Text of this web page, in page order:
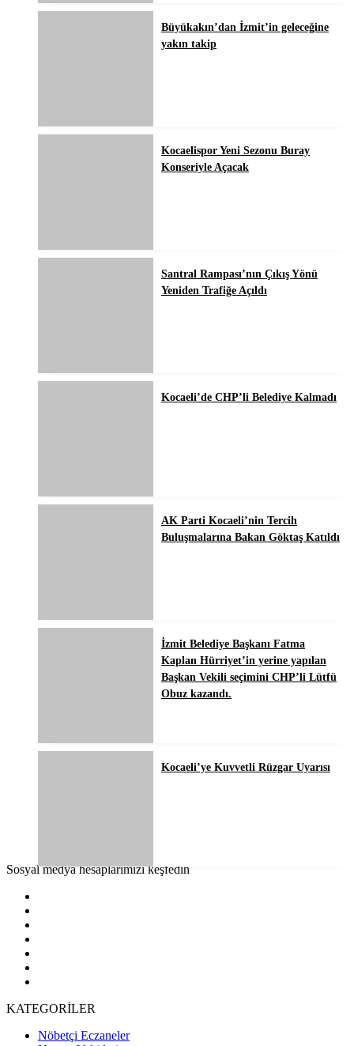
Büyükakın’dan İzmit’in geleceğine
yakın takip
Kocaelispor Yeni Sezonu Buray
Konseriyle Açacak
Santral Rampası’nın Çıkış Yönü
Yeniden Trafiğe Açıldı
Kocaeli’de CHP’li Belediye Kalmadı
AK Parti Kocaeli’nin Tercih
Buluşmalarına Bakan Göktaş Katıldı
İzmit Belediye Başkanı Fatma
Kaplan Hürriyet’in yerine yapılan
Başkan Vekili seçimini CHP’li Lütfü
Obuz kazandı.
Kocaeli’ye Kuvvetli Rüzgar Uyarısı
Sosyal medya hesaplarımızı keşfedin
KATEGORİLER
Nöbetçi Eczaneler